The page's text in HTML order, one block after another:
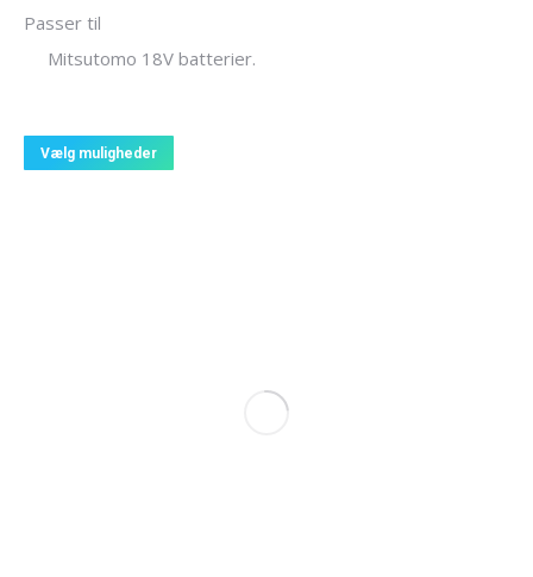
Passer til
Mitsutomo 18V batterier.
Vælg muligheder
vare